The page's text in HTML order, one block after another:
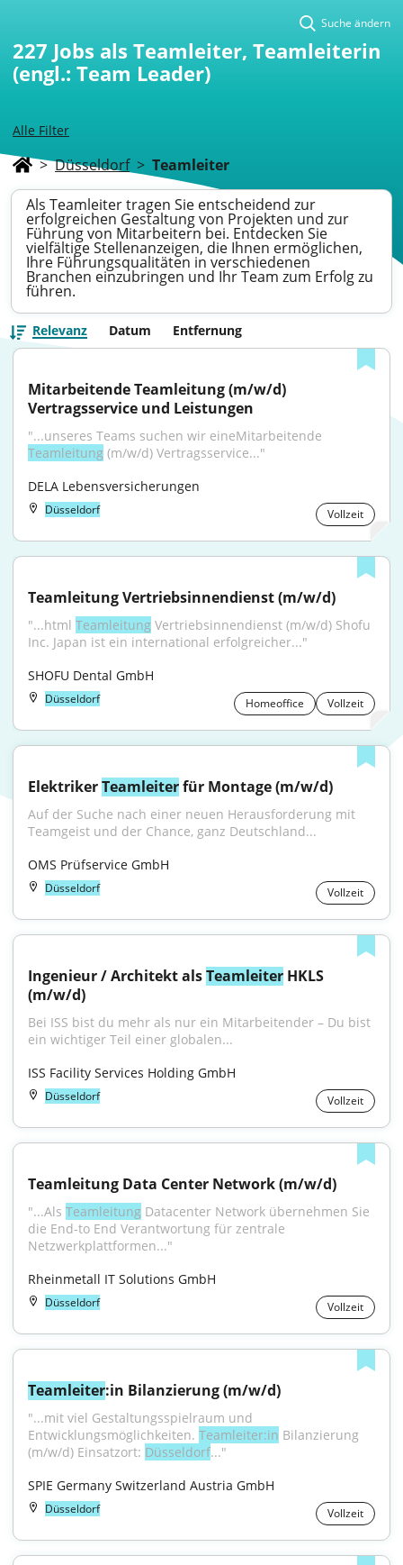
Alle Filter
Suche ändern
227 Jobs als Teamleiter, Teamleiterin
(engl.: Team Leader)
> Düsseldorf > Teamleiter
Als Teamleiter tragen Sie entscheidend zur
erfolgreichen Gestaltung von Projekten und zur
Führung von Mitarbeitern bei. Entdecken Sie
vielfältige Stellenanzeigen, die Ihnen ermöglichen,
Ihre Führungsqualitäten in verschiedenen
Branchen einzubringen und Ihr Team zum Erfolg zu
führen.
Relevanz Datum Entfernung
Mitarbeitende Teamleitung (m/w/d)
Vertragsservice und Leistungen
Teamleitung (m/w/d) Vertragsservice..."
DELA Lebensversicherungen
Düsseldorf Vollzeit
Teamleitung Vertriebsinnendienst (m/w/d)
"...html Teamleitung Vertriebsinnendienst (m/w/d) Shofu
Inc. Japan ist ein international erfolgreicher..."
SHOFU Dental GmbH
Düsseldorf Homeoffice Vollzeit
Elektriker Teamleiter für Montage (m/w/d)
Auf der Suche nach einer neuen Herausforderung mit
Teamgeist und der Chance, ganz Deutschland...
OMS Prüfservice GmbH
Düsseldorf Vollzeit
Ingenieur / Architekt als Teamleiter HKLS
(m/w/d)
Bei ISS bist du mehr als nur ein Mitarbeitender – Du bist
ein wichtiger Teil einer globalen...
ISS Facility Services Holding GmbH
Düsseldorf Vollzeit
Teamleitung Data Center Network (m/w/d)
"...Als Teamleitung Datacenter Network übernehmen Sie
die End-to End Verantwortung für zentrale
Netzwerkplattformen..."
Rheinmetall IT Solutions GmbH
Düsseldorf Vollzeit
Teamleiter:in Bilanzierung (m/w/d)
"...mit viel Gestaltungsspielraum und
Entwicklungsmöglichkeiten. Teamleiter:in Bilanzierung
(m/w/d) Einsatzort: Düsseldorf..."
SPIE Germany Switzerland Austria GmbH
Düsseldorf Vollzeit